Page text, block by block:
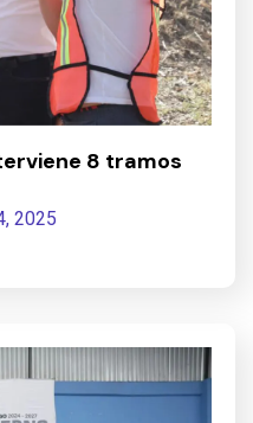
8 tramos
2025